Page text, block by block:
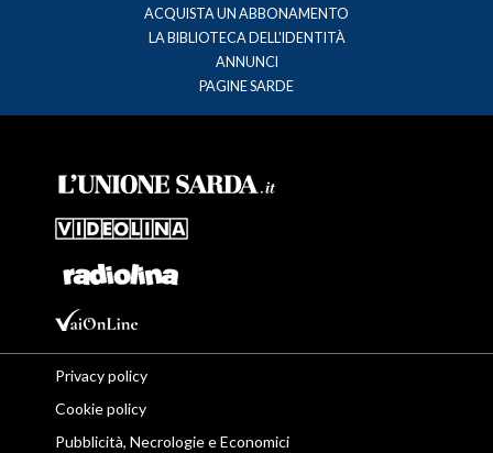
ACQUISTA UN ABBONAMENTO
LA BIBLIOTECA DELL'IDENTITÀ
ANNUNCI
PAGINE SARDE
Privacy policy
Cookie policy
Pubblicità, Necrologie e Economici